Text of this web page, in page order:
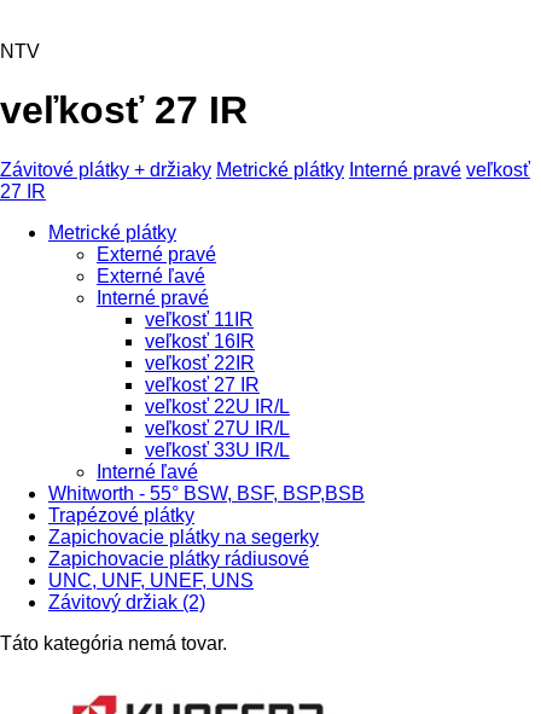
NTV
veľkosť 27 IR
Závitové plátky + držiaky Metrické plátky Interné pravé veľkosť
27 IR
Metrické plátky
Externé pravé
Externé ľavé
Interné pravé
veľkosť 11IR
veľkosť 16IR
veľkosť 22IR
veľkosť 27 IR
veľkosť 22U IR/L
veľkosť 27U IR/L
veľkosť 33U IR/L
Interné ľavé
Whitworth - 55° BSW, BSF, BSP,BSB
Trapézové plátky
Zapichovacie plátky na segerky
Zapichovacie plátky rádiusové
UNC, UNF, UNEF, UNS
Závitový držiak (2)
Táto kategória nemá tovar.